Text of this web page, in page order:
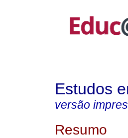
Estudos
versão
Resumo